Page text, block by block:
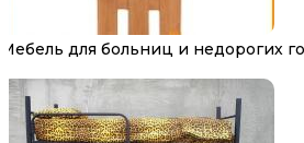
Мебель для больниц и недорогих